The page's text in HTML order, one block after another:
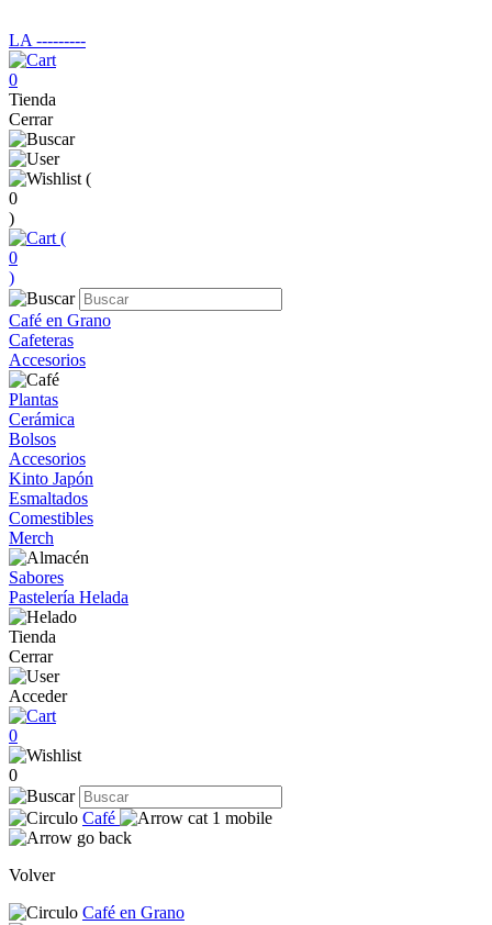
LA ‑‑‑‑‑‑‑‑‑
0
Tienda
Cerrar
(
0
)
(
0
)
Café en Grano
Cafeteras
Accesorios
Plantas
Cerámica
Bolsos
Accesorios
Kinto Japón
Esmaltados
Comestibles
Merch
Sabores
Pastelería Helada
Tienda
Cerrar
Acceder
0
0
Café
Volver
Café en Grano